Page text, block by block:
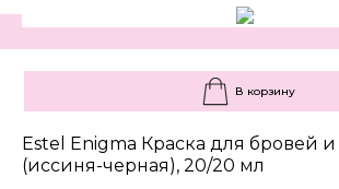
В корзину
Estel Enigma Краска для бровей
(иссиня-черная), 20/20 мл